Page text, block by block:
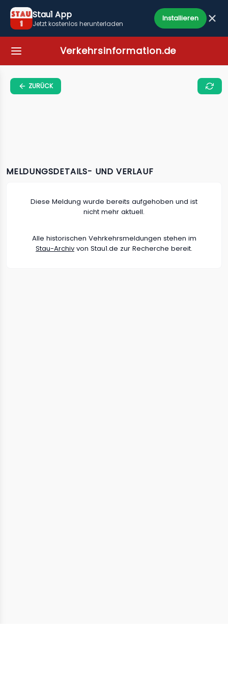
Stau1 App
Jetzt kostenlos herunterladen
Installieren
Verkehrsinformation.de
ZURÜCK
MELDUNGSDETAILS- UND VERLAUF
Diese Meldung wurde bereits aufgehoben und ist
nicht mehr aktuell.
Alle historischen Vehrkehrsmeldungen stehen im
Stau-Archiv von Stau1.de zur Recherche bereit.